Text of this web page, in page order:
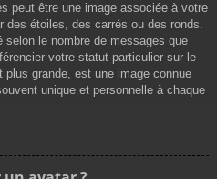
peut être une image associée à votre
des étoiles, des carrés ou des ronds.
selon le nombre de messages que
votre statut particulier sur le
plus grande, est une image connue
unique et personnelle à chaque